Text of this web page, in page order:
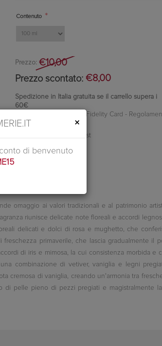
Contenuto *
Prezzo: €10,00
Prezzo scontato: €8,00
Spedizione in Italia gratuita se il carrello supera i
60€
Ottieni 7 punti Camilleri Fidelity Card -
omaggio ai valori tradizionali e al patrimonio
riunisce delicate note floreali e accordi
delicati e dolci di rosa e mughetto, che
primaverile, che lascia gradualmente il
di iris e mimosa, la cui consistenza morbida e
combinazione di vetiver, vaniglia e legni
cremosa di vaniglia, creando un'armonia tra
di pelle pieno di pezzi pregiati e magistralmente
×
di benvenuto